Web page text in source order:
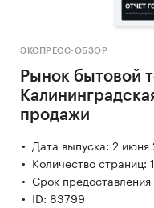
ЭКСПРЕСС-ОБЗОР
Рынок бытовой
продажи
Дата выпуска: 2 июня
Количество страниц:
Срок
ID: 83799